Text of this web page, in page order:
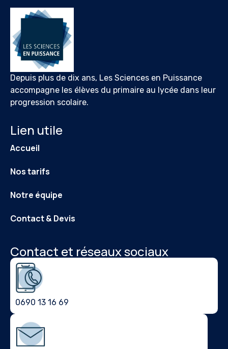
Depuis plus de dix ans, Les Sciences en Puissance
accompagne les élèves du primaire au lycée dans leur
progression scolaire.
Lien utile
Accueil
Nos tarifs
Notre équipe
Contact & Devis
Contact et réseaux sociaux
0690 13 16 69